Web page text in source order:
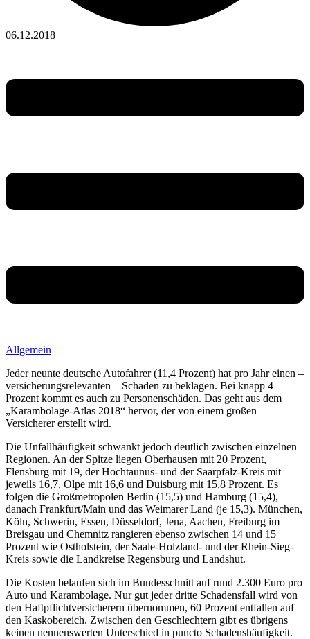
06.12.2018
Allgemein
Jeder neunte deutsche Autofahrer (11,4 Prozent) hat pro Jahr einen –
versicherungsrelevanten – Schaden zu beklagen. Bei knapp 4
Prozent kommt es auch zu Personenschäden. Das geht aus dem
„Karambolage-Atlas 2018“ hervor, der von einem großen
Versicherer erstellt wird.
Die Unfallhäufigkeit schwankt jedoch deutlich zwischen einzelnen
Regionen. An der Spitze liegen Oberhausen mit 20 Prozent,
Flensburg mit 19, der Hochtaunus- und der Saarpfalz-Kreis mit
jeweils 16,7, Olpe mit 16,6 und Duisburg mit 15,8 Prozent. Es
folgen die Großmetropolen Berlin (15,5) und Hamburg (15,4),
danach Frankfurt/Main und das Weimarer Land (je 15,3). München,
Köln, Schwerin, Essen, Düsseldorf, Jena, Aachen, Freiburg im
Breisgau und Chemnitz rangieren ebenso zwischen 14 und 15
Prozent wie Ostholstein, der Saale-Holzland- und der Rhein-Sieg-
Kreis sowie die Landkreise Regensburg und Landshut.
Die Kosten belaufen sich im Bundesschnitt auf rund 2.300 Euro pro
Auto und Karambolage. Nur gut jeder dritte Schadensfall wird von
den Haftpflichtversicherern übernommen, 60 Prozent entfallen auf
den Kaskobereich. Zwischen den Geschlechtern gibt es übrigens
keinen nennenswerten Unterschied in puncto Schadenshäufigkeit.